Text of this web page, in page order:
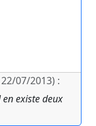
07/2013) :
existe deux